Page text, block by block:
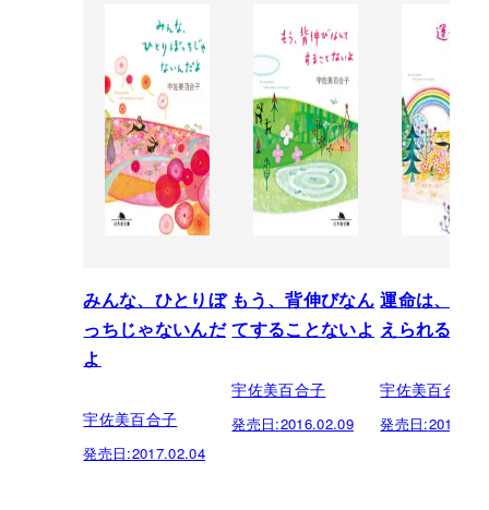
みんな、ひとりぼ
っちじゃないんだ
よ
宇佐美百合子
発売日:2017.02.04
もう、背伸びなん
てすることないよ
宇佐美百合子
発売日:2016.02.09
運命は、き
えられるよ
宇佐美百合子
発売日: